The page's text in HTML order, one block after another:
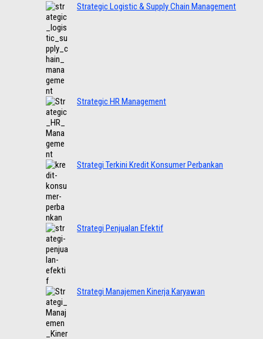
Strategic Logistic & Supply Chain Management
Strategic HR Management
Strategi Terkini Kredit Konsumer Perbankan
Strategi Penjualan Efektif
Strategi Manajemen Kinerja Karyawan